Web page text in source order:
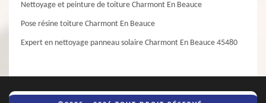
Nettoyage et peinture de toiture Charmont En Beauce
Pose résine toiture Charmont En Beauce
Expert en nettoyage panneau solaire Charmont En Beauce 45480